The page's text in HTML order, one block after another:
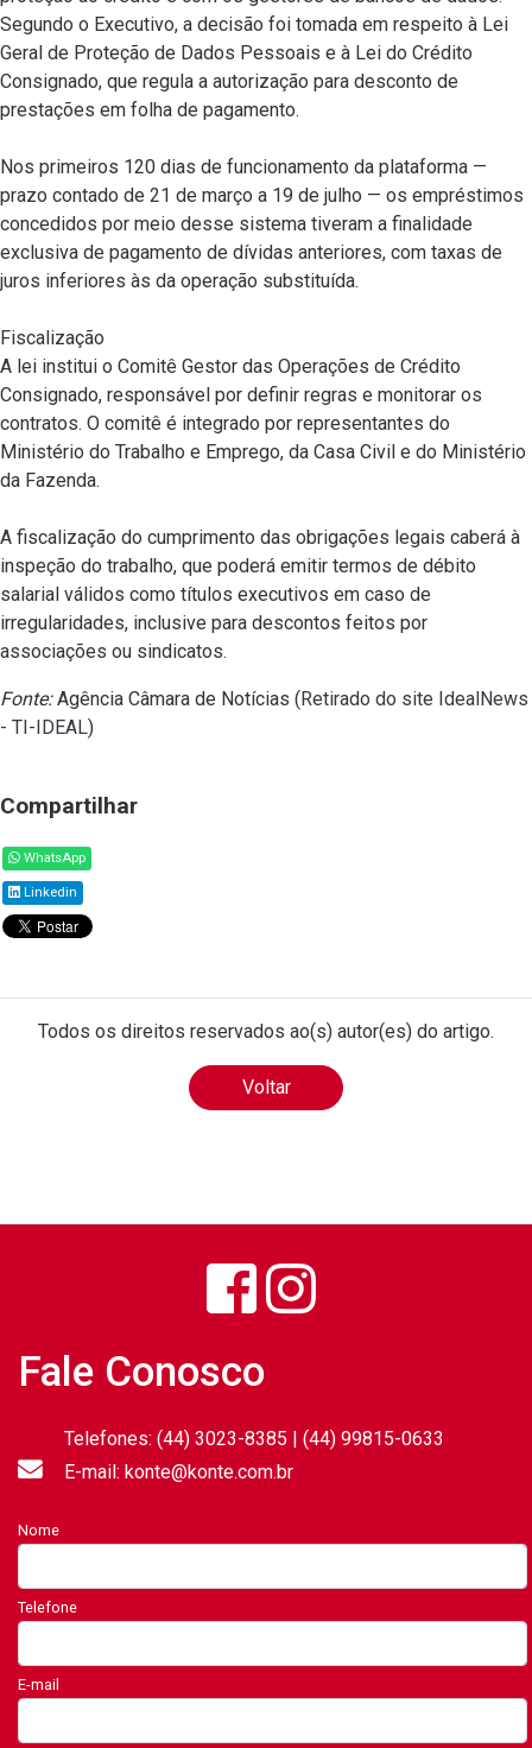
Segundo o Executivo, a decisão foi tomada em respeito à Lei
Geral de Proteção de Dados Pessoais e à Lei do Crédito
Consignado, que regula a autorização para desconto de
prestações em folha de pagamento.
Nos primeiros 120 dias de funcionamento da plataforma —
prazo contado de 21 de março a 19 de julho — os empréstimos
concedidos por meio desse sistema tiveram a finalidade
exclusiva de pagamento de dívidas anteriores, com taxas de
juros inferiores às da operação substituída.
Fiscalização
A lei institui o Comitê Gestor das Operações de Crédito
Consignado, responsável por definir regras e monitorar os
contratos. O comitê é integrado por representantes do
Ministério do Trabalho e Emprego, da Casa Civil e do Ministério
da Fazenda.
A fiscalização do cumprimento das obrigações legais caberá à
inspeção do trabalho, que poderá emitir termos de débito
salarial válidos como títulos executivos em caso de
irregularidades, inclusive para descontos feitos por
associações ou sindicatos.
Fonte:Agência Câmara de Notícias (Retirado do site IdealNews
- TI-IDEAL)
Compartilhar
WhatsApp
Linkedin
Todos os direitos reservados ao(s) autor(es) do artigo.
Voltar
Fale Conosco
Telefones: (44) 3023-8385 | (44) 99815-0633
E-mail: konte@konte.com.br
Nome
Telefone
E-mail